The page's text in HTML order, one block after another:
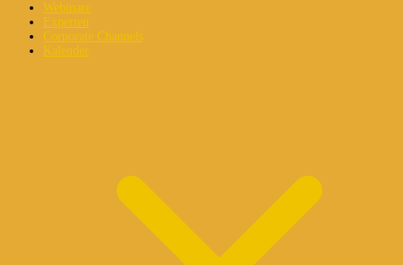
Webinare
Experten
Corporate Channels
Kalender